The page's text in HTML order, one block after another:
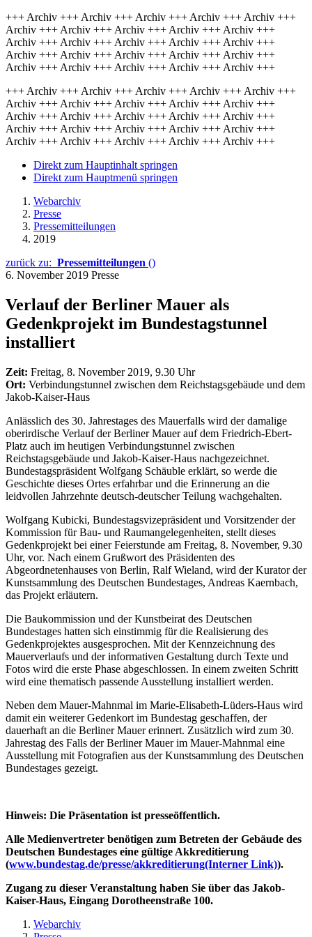
+++ Archiv +++ Archiv +++ Archiv +++ Archiv +++ Archiv +++
Archiv +++ Archiv +++ Archiv +++ Archiv +++ Archiv +++
Archiv +++ Archiv +++ Archiv +++ Archiv +++ Archiv +++
Archiv +++ Archiv +++ Archiv +++ Archiv +++ Archiv +++
Archiv +++ Archiv +++ Archiv +++ Archiv +++ Archiv +++
+++ Archiv +++ Archiv +++ Archiv +++ Archiv +++ Archiv +++
Archiv +++ Archiv +++ Archiv +++ Archiv +++ Archiv +++
Archiv +++ Archiv +++ Archiv +++ Archiv +++ Archiv +++
Archiv +++ Archiv +++ Archiv +++ Archiv +++ Archiv +++
Archiv +++ Archiv +++ Archiv +++ Archiv +++ Archiv +++
Direkt zum Hauptinhalt springen
Direkt zum Hauptmenü springen
Webarchiv
Presse
Pressemitteilungen
2019
zurück zu: Pressemitteilungen ()
6. November 2019 Presse
Verlauf der Berliner Mauer als
Gedenkprojekt im Bundestagstunnel
installiert
Zeit: Freitag, 8. November 2019, 9.30 Uhr
Ort: Verbindungstunnel zwischen dem Reichstagsgebäude und dem
Jakob-Kaiser-Haus
Anlässlich des 30. Jahrestages des Mauerfalls wird der damalige
oberirdische Verlauf der Berliner Mauer auf dem Friedrich-Ebert-
Platz auch im heutigen Verbindungstunnel zwischen
Reichstagsgebäude und Jakob-Kaiser-Haus nachgezeichnet.
Bundestagspräsident Wolfgang Schäuble erklärt, so werde die
Geschichte dieses Ortes erfahrbar und die Erinnerung an die
leidvollen Jahrzehnte deutsch-deutscher Teilung wachgehalten.
Wolfgang Kubicki, Bundestagsvizepräsident und Vorsitzender der
Kommission für Bau- und Raumangelegenheiten, stellt dieses
Gedenkprojekt bei einer Feierstunde am Freitag, 8. November, 9.30
Uhr, vor. Nach einem Grußwort des Präsidenten des
Abgeordnetenhauses von Berlin, Ralf Wieland, wird der Kurator der
Kunstsammlung des Deutschen Bundestages, Andreas Kaernbach,
das Projekt erläutern.
Die Baukommission und der Kunstbeirat des Deutschen
Bundestages hatten sich einstimmig für die Realisierung des
Gedenkprojektes ausgesprochen. Mit der Kennzeichnung des
Mauerverlaufs und der informativen Gestaltung durch Texte und
Fotos wird die erste Phase abgeschlossen. In einem zweiten Schritt
wird eine thematisch passende Ausstellung installiert werden.
Neben dem Mauer-Mahnmal im Marie-Elisabeth-Lüders-Haus wird
damit ein weiterer Gedenkort im Bundestag geschaffen, der
dauerhaft an die Berliner Mauer erinnert. Zusätzlich wird zum 30.
Jahrestag des Falls der Berliner Mauer im Mauer-Mahnmal eine
Ausstellung mit Fotografien aus der Kunstsammlung des Deutschen
Bundestages gezeigt.
Hinweis: Die Präsentation ist presseöffentlich.
Alle Medienvertreter benötigen zum Betreten der Gebäude des
Deutschen Bundestages eine gültige Akkreditierung
(www.bundestag.de/presse/akkreditierung(Interner Link)).
Zugang zu dieser Veranstaltung haben Sie über das Jakob-
Kaiser-Haus, Eingang Dorotheenstraße 100.
Webarchiv